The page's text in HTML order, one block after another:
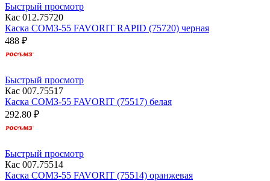
Быстрый просмотр
Кас 012.75720
Каска СОМЗ-55 FAVORIT RAPID (75720) черная
488 ₽
Быстрый просмотр
Кас 007.75517
Каска СОМЗ-55 FAVORIT (75517) белая
292.80 ₽
Быстрый просмотр
Кас 007.75514
Каска СОМЗ-55 FAVORIT (75514) оранжевая